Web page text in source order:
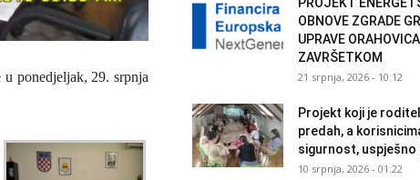
ponedjeljak, 29. srpnja
OBNOVE ZGRADE
UPRAVE
ZAVRŠETKOM
21 srpnja, 2026 - 10:12
Projekt koji je
predah, a
sigurnost, uspješno
10 srpnja, 2026 - 01:22